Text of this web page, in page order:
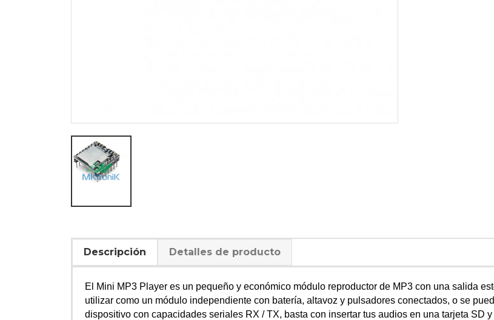
Descripción Detalles de producto
El Mini MP3 Player es un pequeño y económico módulo reproductor de MP3 con una salida
utilizar como un módulo independiente con batería, altavoz y pulsadores conectados, o se
dispositivo con capacidades seriales RX / TX, basta con insertar tus audios en una tarjeta SD